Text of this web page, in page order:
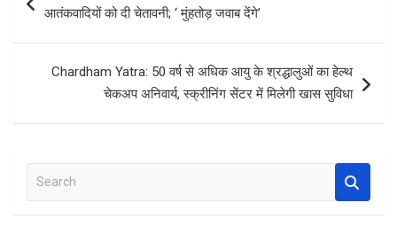
k
p
आतंकवादियों को दी चेतावनी; ‘ मुंहतोड़ जवाब देंगे’
Chardham Yatra: 50 वर्ष से अधिक आयु के श्रद्धालुओं का हेल्‍थ
चेकअप अनिवार्य, स्क्रीनिंग सेंटर में मिलेगी खास सुविधा
a